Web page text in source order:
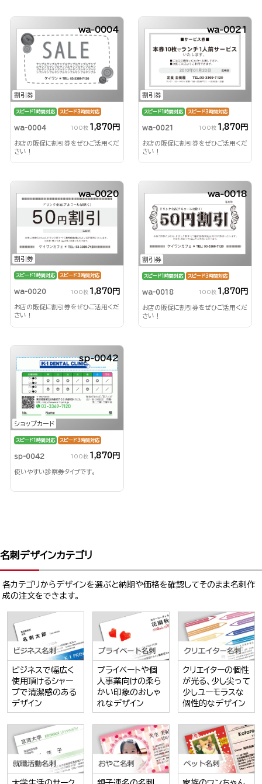
割引券
wa-0004
スピード1時間対応 スピード3時間対応
wa-0004 100枚 1,870円
お店の販促に割引券をぜひご活用くだ
さい！
割引券
wa-0021
スピード1時間対応 スピード3時間対応
wa-0021 100枚 1,870円
お店の販促に割引券をぜひご活用くだ
さい！
割引券
wa-0020
スピード1時間対応 スピード3時間対応
wa-0020 100枚 1,870円
お店の販促に割引券をぜひご活用くだ
さい！
割引券
wa-0018
スピード1時間対応 スピード3時間対応
wa-0018 100枚 1,870円
お店の販促に割引券をぜひご活用くだ
さい！
ショップカード
sp-0042
スピード1時間対応 スピード3時間対応
sp-0042 100枚 1,870円
使いやすい診察券タイプです。
名刺デザインカテゴリ
各カテゴリからデザインを選ぶと納期や価格を確認してそのまま名刺作
成の注文をできます。
ビジネスで幅広く
使用頂けるシャー
プで清潔感のある
デザイン
プライベートや個
人事業向けの柔ら
かい印象のおしゃ
れなデザイン
クリエイターの個性
が光る、少し尖って
少しユーモラスな
個性的なデザイン